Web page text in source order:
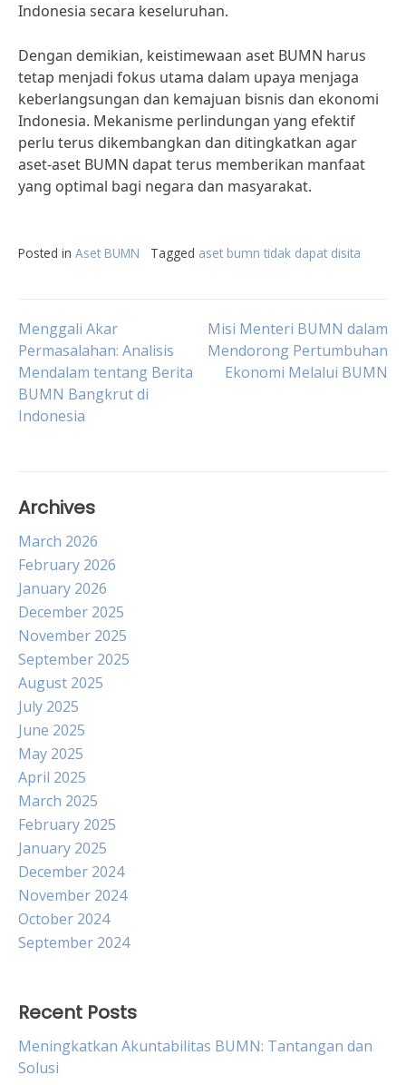
Indonesia secara keseluruhan.
Dengan demikian, keistimewaan aset BUMN harus
tetap menjadi fokus utama dalam upaya menjaga
keberlangsungan dan kemajuan bisnis dan ekonomi
Indonesia. Mekanisme perlindungan yang efektif
perlu terus dikembangkan dan ditingkatkan agar
aset-aset BUMN dapat terus memberikan manfaat
yang optimal bagi negara dan masyarakat.
Posted in Aset BUMN Tagged aset bumn tidak dapat disita
Post
navigation
Menggali Akar
Permasalahan: Analisis
Mendalam tentang Berita
BUMN Bangkrut di
Indonesia
Misi Menteri BUMN dalam
Mendorong Pertumbuhan
Ekonomi Melalui BUMN
Archives
March 2026
February 2026
January 2026
December 2025
November 2025
September 2025
August 2025
July 2025
June 2025
May 2025
April 2025
March 2025
February 2025
January 2025
December 2024
November 2024
October 2024
September 2024
Recent Posts
Meningkatkan Akuntabilitas BUMN: Tantangan dan
Solusi